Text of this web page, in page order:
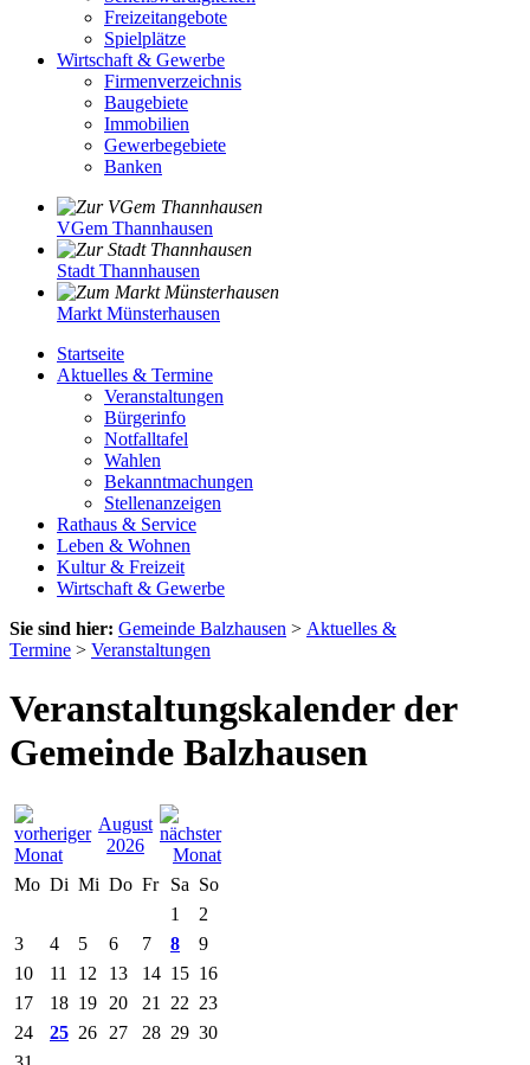
Freizeitangebote
Spielplätze
Wirtschaft & Gewerbe
Firmenverzeichnis
Baugebiete
Immobilien
Gewerbegebiete
Banken
VGem Thannhausen
Stadt Thannhausen
Markt Münsterhausen
Startseite
Aktuelles & Termine
Veranstaltungen
Bürgerinfo
Notfalltafel
Wahlen
Bekanntmachungen
Stellenanzeigen
Rathaus & Service
Leben & Wohnen
Kultur & Freizeit
Wirtschaft & Gewerbe
Sie sind hier: Gemeinde Balzhausen > Aktuelles &
Termine > Veranstaltungen
Veranstaltungskalender der
Gemeinde Balzhausen
August
2026
Mo Di Mi Do Fr Sa So
1
2
3
4 5 6 7 8
9
10
11 12 13 14 15 16
17
18 19 20 21 22 23
24
25 26 27 28 29 30